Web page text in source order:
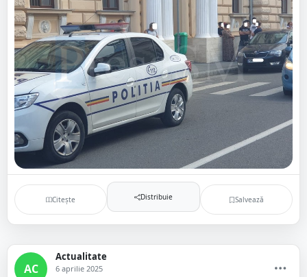
Citește Distribuie Salvează
AC
Actualitate
6 aprilie 2025